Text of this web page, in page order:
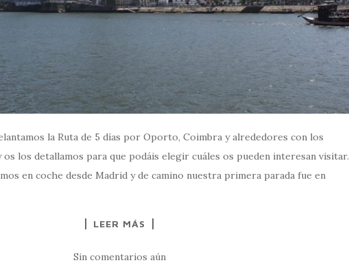
la Ruta de 5 días por Oporto, Coimbra y alrededores con los
os los detallamos para que podáis elegir cuáles os pueden interesan visitar.
en coche desde Madrid y de camino nuestra primera parada fue en
LEER MÁS
Sin comentarios aún